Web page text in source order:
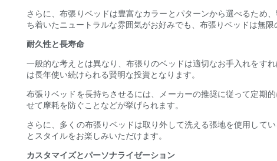
さらに、布張りベッドは豊富なカラーとパターンから選べるため
ち着いたニュートラルな雰囲気がお好みでも、布張りベッドは無限
耐久性と長寿命
一般的な考えとは異なり、布張りのベッドは適切なお手入れをす
は長年使い続けられる賢明な投資となります。
布張りベッドを長持ちさせるには、メーカーの推奨に従って定期
せて摩耗を防ぐことなどが挙げられます。
さらに、多くの布張りベッドは取り外して洗える張地を使用して
とスタイルをお楽しみいただけます。
カスタマイズとパーソナライゼーション